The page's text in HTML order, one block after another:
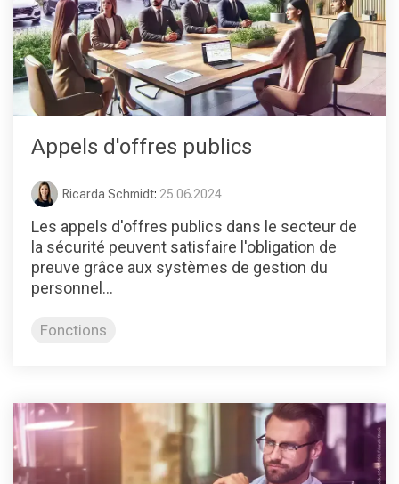
Appels d'offres publics
Ricarda Schmidt: 25.06.2024
Les appels d'offres publics dans le secteur de
la sécurité peuvent satisfaire l'obligation de
preuve grâce aux systèmes de gestion du
personnel...
Fonctions